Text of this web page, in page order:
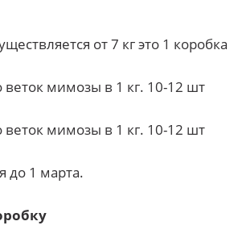
от 7 кг это 1 коробка
веток мимозы в 1 кг. 10-12 шт
веток мимозы в 1 кг. 10-12 шт
до 1 марта.